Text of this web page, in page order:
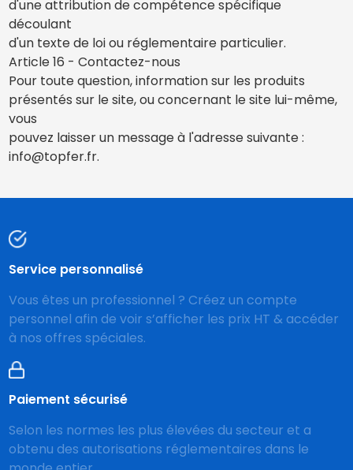
d'une attribution de compétence spécifique
découlant
d'un texte de loi ou réglementaire particulier.
Article 16 - Contactez-nous
Pour toute question, information sur les produits
présentés sur le site, ou concernant le site lui-même,
vous
pouvez laisser un message à l'adresse suivante :
info@topfer.fr.
Service personnalisé
Vous êtes un professionnel ? Créez un compte
personnel afin de voir s’afficher les prix HT & accéder
à nos offres spéciales.
Paiement sécurisé
Selon les normes les plus élevées du secteur et a
obtenu des autorisations réglementaires dans le